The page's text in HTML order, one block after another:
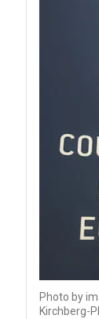
Photo by
Kirchberg-